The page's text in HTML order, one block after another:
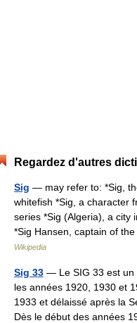
Regardez d'autres
Sig — may refer to: *Sig,
whitefish *Sig, a character
series *Sig (Algeria), a city
*Sig Hansen, captain of
Wikipedia
Sig 33 — Le SIG 33 est un
les années 1920, 1930 et
1933 et délaissé après la
Dès le début des années